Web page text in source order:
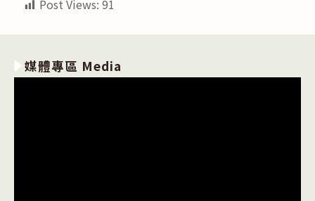
Post Views: 91
媒體專區 Media